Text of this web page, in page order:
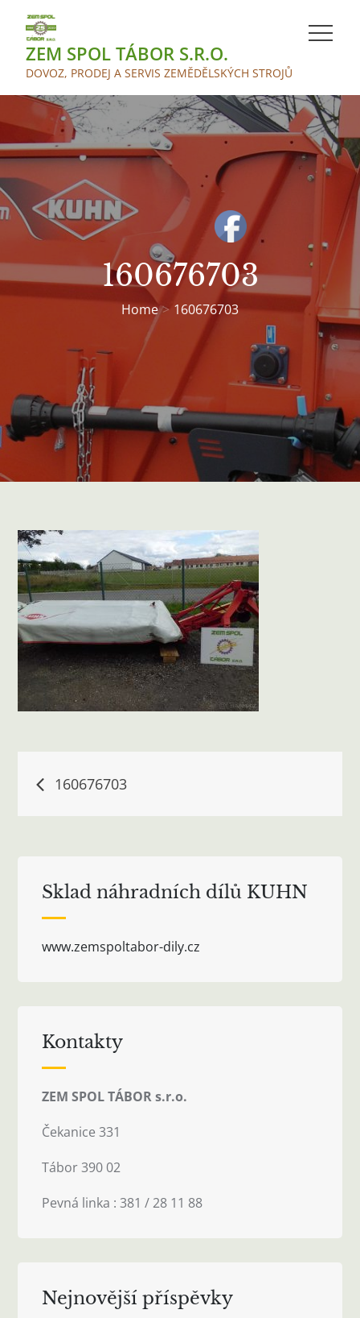
contentZEM SPOL TÁBOR S.R.O.
DOVOZ, PRODEJ A SERVIS ZEMĚDĚLSKÝCH STROJŮ
160676703
Home 160676703
Navigace
160676703
Sklad náhradních dílů KUHN
www.zemspoltabor-dily.cz
Kontakty
ZEM SPOL TÁBOR s.r.o.
Čekanice 331
Tábor 390 02
Pevná linka : 381 / 28 11 88
Nejnovější příspěvky